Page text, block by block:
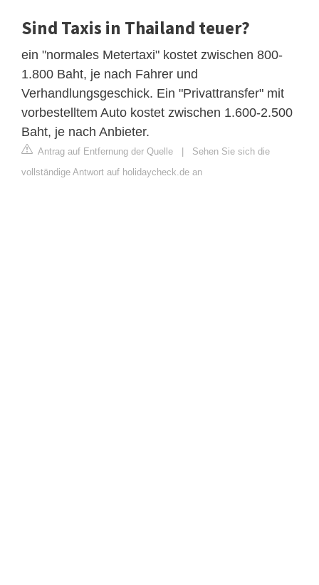
Sind Taxis in Thailand teuer?
ein "normales Metertaxi" kostet zwischen 800-
1.800 Baht, je nach Fahrer und
Verhandlungsgeschick. Ein "Privattransfer" mit
vorbestelltem Auto kostet zwischen 1.600-2.500
Baht, je nach Anbieter.
Antrag auf Entfernung der Quelle | Sehen Sie sich die
vollständige Antwort auf holidaycheck.de an